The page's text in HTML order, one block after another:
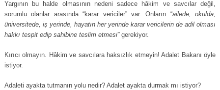
Yargının bu halde olmasının nedeni sadece hâkim ve savcılar değil,
sorumlu olanlar arasında “karar vericiler” var. Onların “ailede, okulda,
üniversitede, iş yerinde, hayatın her yerinde karar vericilerin de adil olması
hakkı tespit edip sahibine teslim etmesi”gerekiyor.
Kırıcı olmayın. Hâkim ve savcılara haksızlık etmeyin! Adalet Bakanı öyle
istiyor.
Adaleti ayakta tutmanın yolu nedir? Adalet ayakta durmak mı istiyor?